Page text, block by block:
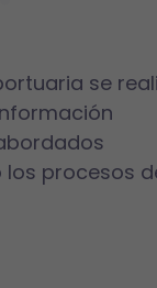
se
los procesos